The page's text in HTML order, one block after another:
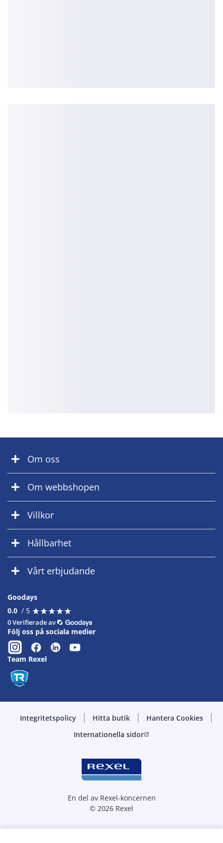
Om oss
Om webbshopen
Villkor
Hållbarhet
Vårt erbjudande
Goodays
0.0 / 5 ★★★★★
★★★★★
0 Verifierade av
Följ oss på sociala medier
Team Rexel
Integritetspolicy Hitta butik
Hantera Cookies
Internationella sidoropen_in_new
En del av Rexel-koncernen
© 2026 Rexel